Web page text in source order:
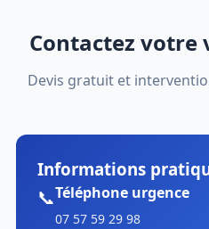
Contactez votre
Devis gratuit et
Informations
📞Téléphone urgence
07 57 59 29 98